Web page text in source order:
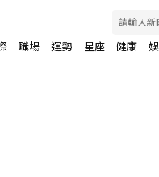
職場 運勢 星座 健康